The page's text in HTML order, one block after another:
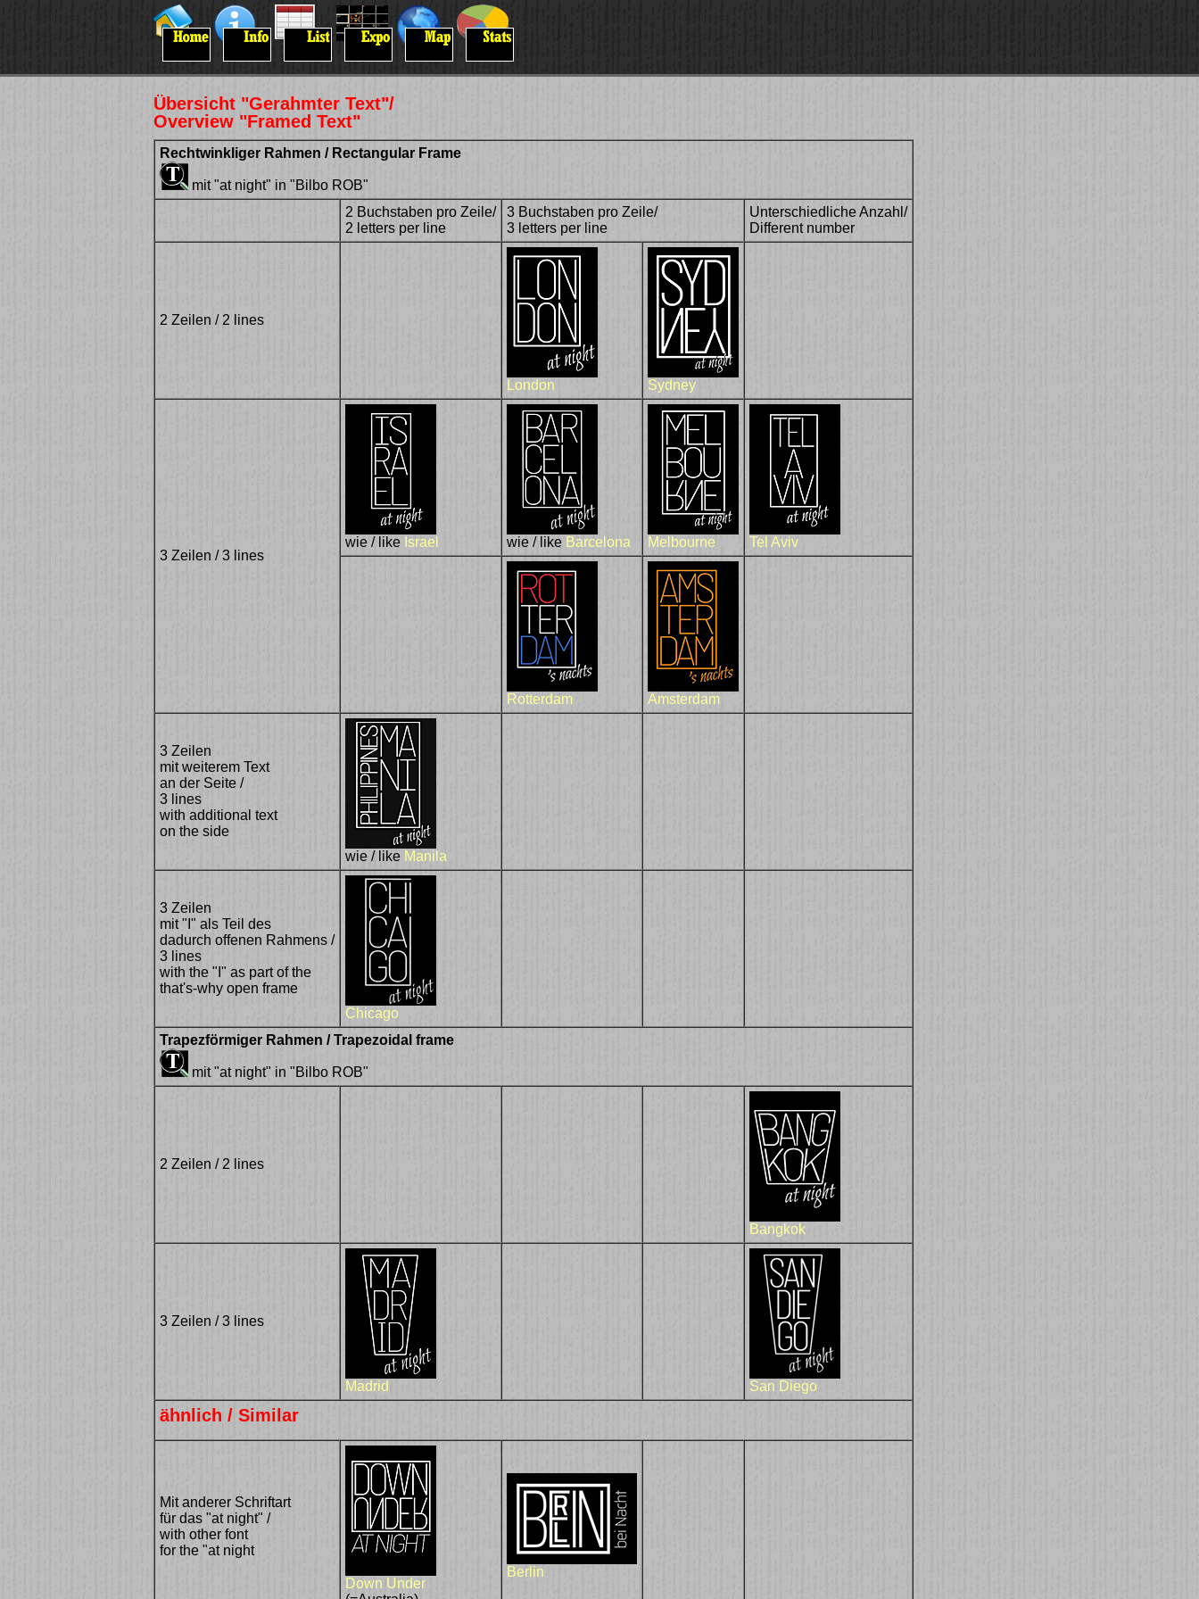
Übersicht "Gerahmter Text"/
Overview "Framed Text"
Rechtwinkliger Rahmen / Rectangular Frame
mit "at night" in "Bilbo ROB"
2 Buchstaben pro Zeile/
2 letters per line
3 Buchstaben pro Zeile/
3 letters per line
Unterschiedliche Anzahl/
Different number
2 Zeilen / 2 lines
London Sydney
3 Zeilen / 3 lines
wie / like Israel wie / like Barcelona Melbourne Tel Aviv
Rotterdam Amsterdam
3 Zeilen
mit weiterem Text
an der Seite /
3 lines
with additional text
on the side
wie / like Manila
3 Zeilen
mit "I" als Teil des
dadurch offenen Rahmens /
3 lines
with the "I" as part of the
that's-why open frame
Chicago
Trapezförmiger Rahmen / Trapezoidal frame
mit "at night" in "Bilbo ROB"
2 Zeilen / 2 lines
Bangkok
3 Zeilen / 3 lines
Madrid San Diego
ähnlich / Similar
Mit anderer Schriftart
für das "at night" /
with other font
for the "at night
Down Under
Berlin